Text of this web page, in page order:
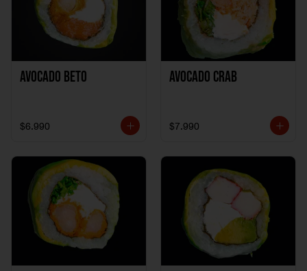
Avocado Beto
$6.990
Avocado Crab
$7.990